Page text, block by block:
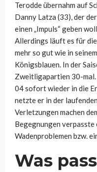
Terodde übernahm auf
Danny Latza (33), der
einen „Impuls“ geben
Allerdings läuft es für
mehr so gut wie in
Königsblauen. In der
Zweitligapartien 30-mal.
04 sofort wieder in die
netzte er in der
Verletzungen machen
Begegnungen
Wadenproblemen bzw.
Was